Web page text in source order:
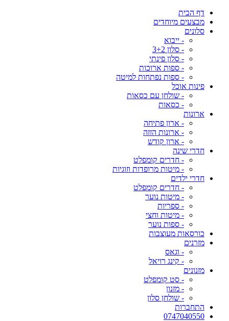
דף הבית
מבצעים מיוחדים
סלונים
- ייבוא
- סלון 3+2
- סלון פינתי
- ספות ארוכות
- ספות נפתחות למיטה
פינות אוכל
- שולחן עם כסאות
- כסאות
ארונות
- ארון פתיחה
- ארונות הזזה
- ארון קודש
חדרי שינה
- חדרים קומפלט
- מיטות מרופדות וזוגיות
חדרי ילדים
- חדרים קומפלט
- מיטות נוער
- ספריות
- מיטות וחצי
- ספות נוער
כורסאות מעוצבות
מזרנים
- וגאס
- קינג רויאל
מזנונים
- סט קומפלט
- מזנון
- שולחן סלון
התחברות
0747040550